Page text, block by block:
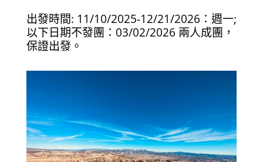
出發時間: 11/10/2025-12/21/2026：週一;
以下日期不發團：03/02/2026 兩人成團，
保證出發。